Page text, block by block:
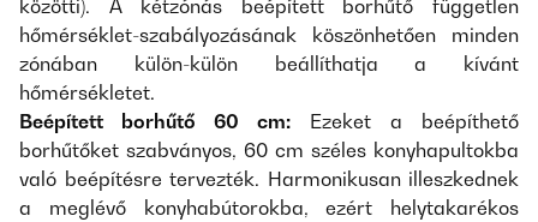
közötti). A kétzónás beépített borhűtő független
hőmérséklet-szabályozásának köszönhetően minden
zónában külön-külön beállíthatja a kívánt
hőmérsékletet.
Beépített borhűtő 60 cm: Ezeket a beépíthető
borhűtőket szabványos, 60 cm széles konyhapultokba
való beépítésre tervezték. Harmonikusan illeszkednek
a meglévő konyhabútorokba, ezért helytakarékos